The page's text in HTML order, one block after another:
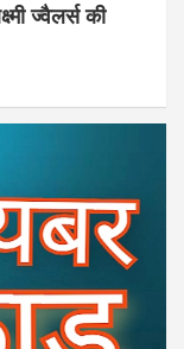
ज्वैलर्स की